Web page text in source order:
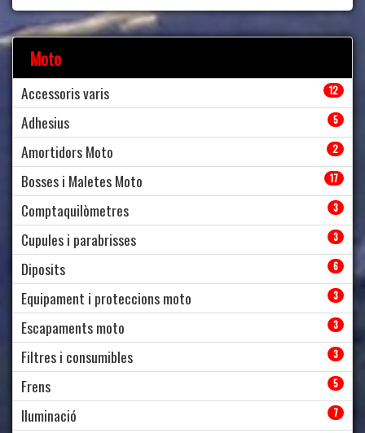
Moto
Accessoris varis 12
Adhesius 5
Amortidors Moto 2
Bosses i Maletes Moto 17
Comptaquilòmetres 3
Cupules i parabrisses 3
Diposits 6
Equipament i proteccions moto 3
Escapaments moto 3
Filtres i consumibles 3
Frens 5
Iluminació 7